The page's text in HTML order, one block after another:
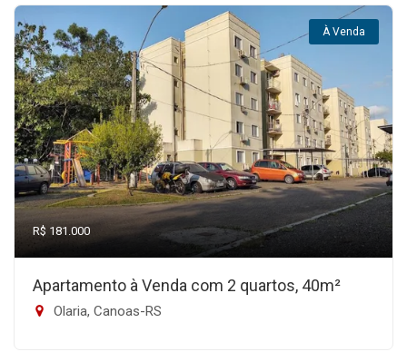
À Venda
R$ 181.000
Apartamento à Venda com 2 quartos, 40m²
Olaria, Canoas-RS